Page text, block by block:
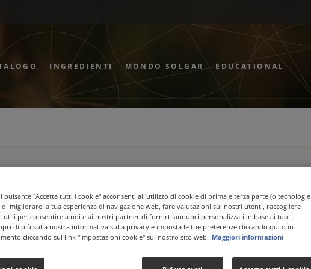
INGREDIENTI MONDO SOLGAR EDUCATIONAL
VEGETALE
pulsante "Accetta tutti i cookie" acconsenti all'utilizzo di cookie di prima e terza parte (o tecnologie
di migliorare la tua esperienza di navigazione web, fare valutazioni sui nostri utenti, raccogliere
utili per consentire a noi e ai nostri partner di fornirti annunci personalizzati in base ai tuoi
di più sulla nostra informativa sulla privacy e imposta le tue preferenze cliccando qui o in
cliccando sul link "Impostazioni cookie" sul nostro sito web. Maggiori informazioni